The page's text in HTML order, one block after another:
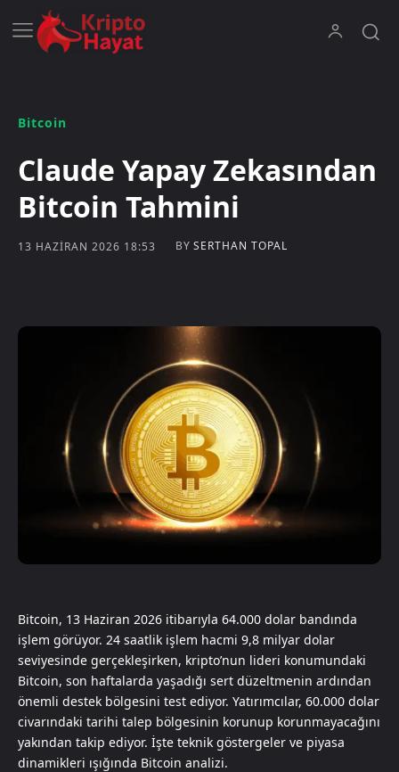
Bitcoin
Claude Yapay Zekasından
Bitcoin Tahmini
13 HAZIRAN 2026 18:53 BY SERTHAN TOPAL
Bitcoin, 13 Haziran 2026 itibarıyla 64.000 dolar bandında
işlem görüyor. 24 saatlik işlem hacmi 9,8 milyar dolar
seviyesinde gerçekleşirken, kripto’nun lideri konumundaki
Bitcoin, son haftalarda yaşadığı sert düzeltmenin ardından
önemli destek bölgesini test ediyor. Yatırımcılar, 60.000 dolar
civarındaki tarihi talep bölgesinin korunup korunmayacağını
yakından takip ediyor. İşte teknik göstergeler ve piyasa
dinamikleri ışığında Bitcoin analizi.